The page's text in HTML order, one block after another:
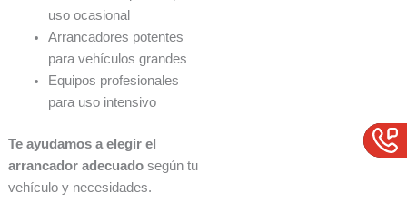
uso ocasional
Arrancadores potentes
para vehículos grandes
Equipos profesionales
para uso intensivo
Te ayudamos a elegir el
arrancador adecuadosegún tu
vehículo y necesidades.